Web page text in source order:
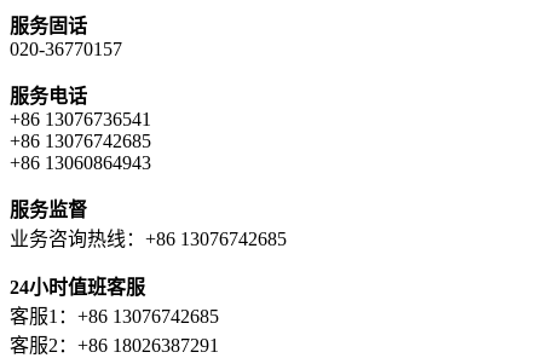
服务固话
020-36770157
服务电话
+86 13076736541
+86 13076742685
+86 13060864943
服务监督
业务咨询热线：+86 13076742685
24小时值班客服
客服1：+86 13076742685
客服2：+86 18026387291